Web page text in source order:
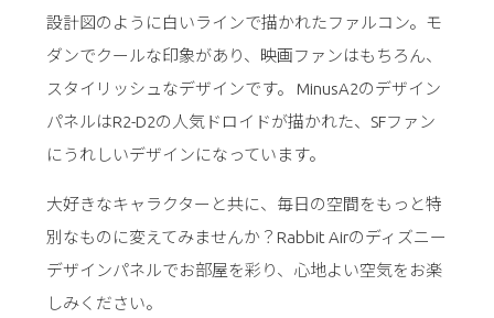
設計図のように白いラインで描かれたファルコン。モ
ダンでクールな印象があり、映画ファンはもちろん、
スタイリッシュなデザインです。 MinusA2のデザイン
パネルはR2-D2の人気ドロイドが描かれた、SFファン
にうれしいデザインになっています。
大好きなキャラクターと共に、毎日の空間をもっと特
別なものに変えてみませんか？Rabbit Airのディズニー
デザインパネルでお部屋を彩り、心地よい空気をお楽
しみください。